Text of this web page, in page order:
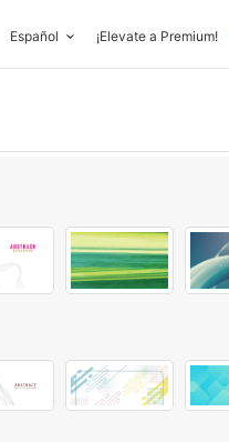
Español ¡Elevate a Premium!